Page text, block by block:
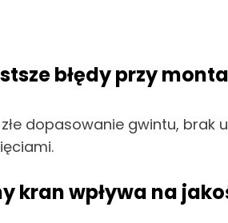
błędy przy
dopasowanie gwintu,
kran wpływa na